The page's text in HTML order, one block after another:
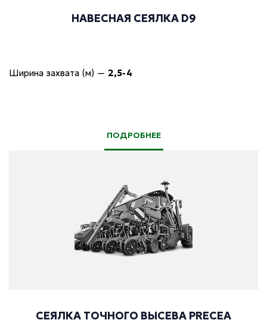
НАВЕСНАЯ СЕЯЛКА D9
Ширина захвата (м) — 2,5-4
ПОДРОБНЕЕ
СЕЯЛКА ТОЧНОГО ВЫСЕВА PRECEA